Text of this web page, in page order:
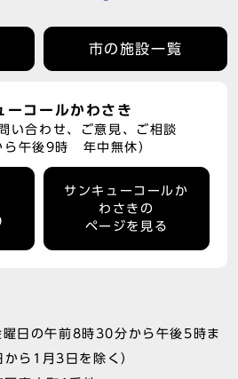
市の施設一覧
ーコールかわさき
い合わせ、ご意見、ご相談
ら午後9時 年中無休）
サンキューコールか
わさきの
ページを見る
曜日の午前8時30分から午後5時ま
ら1月3日を除く）